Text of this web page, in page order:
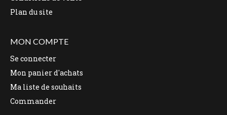
Plan du site
MON COMPTE
Se connecter
Mon panier d'achats
Ma liste de souhaits
Commander